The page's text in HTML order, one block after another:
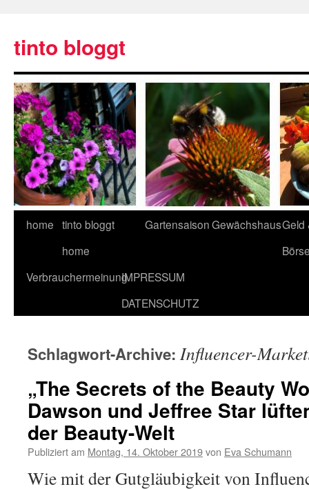
tinto bloggt
home tinto bloggt
home
GartensaisonGewächshausGeld
VerbrauchermeinungIMPRESSUM
DATENSCHUTZ
Schlagwort-Archive: Influencer-
„The Secrets of the Beauty
Dawson und Jeffree Star
der Beauty-Welt
Publiziert am Montag, 14. Oktober 2019von Eva Schumann
Wie mit der Gutgläubigkeit von